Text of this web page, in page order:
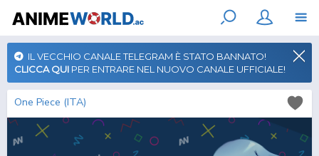
IL VECCHIO CANALE TELEGRAM È STATO BANNATO!
CLICCA QUI PER ENTRARE NEL NUOVO CANALE UFFICIALE!
One Piece (ITA)